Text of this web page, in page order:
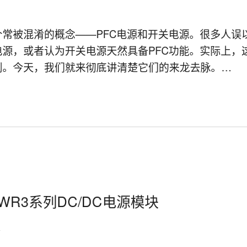
被混淆的概念——PFC电源和开关电源。很多人误
，或者认为开关电源天然具备PFC功能。实际上，
今天，我们就来彻底讲清楚它们的来龙去脉。
系列DC/DC电源模块